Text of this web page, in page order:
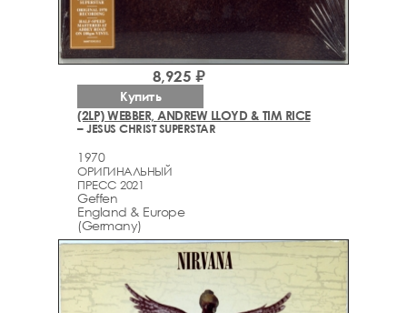
(2LP) WEBBER, ANDREW LLOYD & TIM RICE
– JESUS CHRIST SUPERSTAR
1970
ОРИГИНАЛЬНЫЙ
ПРЕСС 2021
Geffen
England & Europe
(Germany)
8,925 ₽
Купить